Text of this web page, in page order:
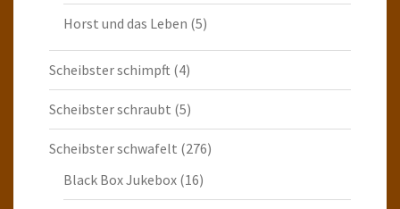
Horst und das Leben (5)
Scheibster schimpft (4)
Scheibster schraubt (5)
Scheibster schwafelt (276)
Black Box Jukebox (16)